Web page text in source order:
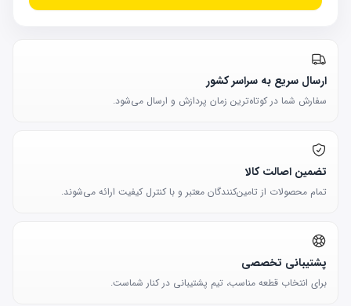
ارسال سریع به سراسر کشور
سفارش شما در کوتاه‌ترین زمان پردازش و ارسال می‌شود.
تضمین اصالت کالا
تمام محصولات از تامین‌کنندگان معتبر و با کنترل کیفیت ارائه می‌شوند.
پشتیبانی تخصصی
برای انتخاب قطعه مناسب، تیم پشتیبانی در کنار شماست.